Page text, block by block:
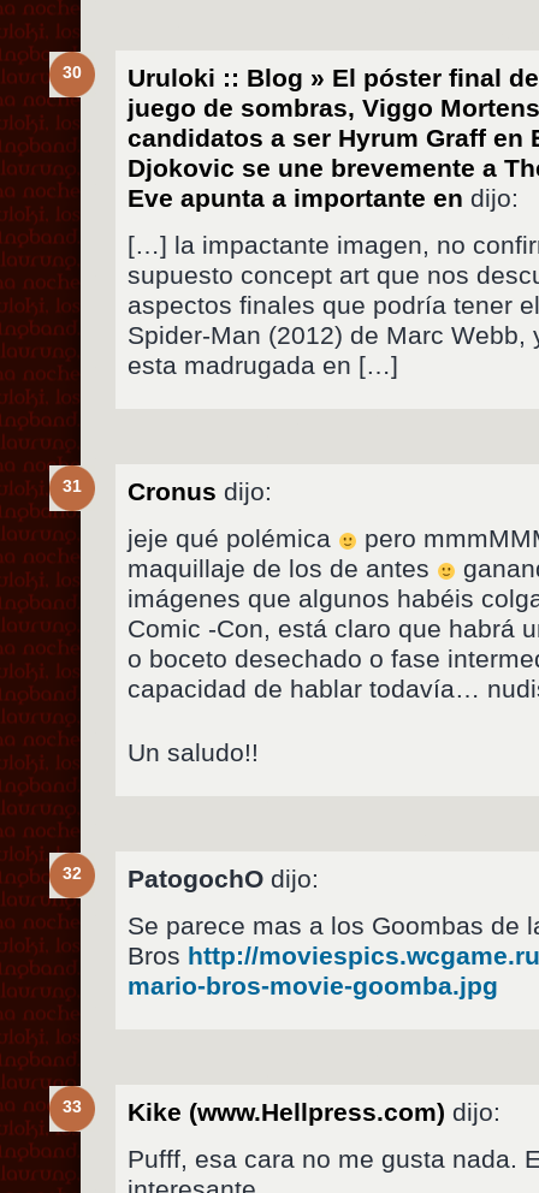
30
Uruloki :: Blog » El póster final
juego de sombras, Viggo
candidatos a ser Hyrum Graff en
Djokovic se une brevemente a
Eve apunta a importante en dijo:
[…] la impactante imagen, no
supuesto concept art que nos
aspectos finales que podría tener
Spider-Man (2012) de Marc
esta madrugada en […]
31 Cronus dijo:
jeje qué polémica
pero
maquillaje de los de antes
imágenes que algunos habéis
Comic -Con, está claro que habrá
o boceto desechado o fase
capacidad de hablar todavía…
Un saludo!!
32 PatogochO dijo:
Se parece mas a los Goombas de
Bros http://
mario-bros-movie-goomba.jpg
33 Kike (www.Hellpress.com) dijo:
Pufff, esa cara no me gusta nada.